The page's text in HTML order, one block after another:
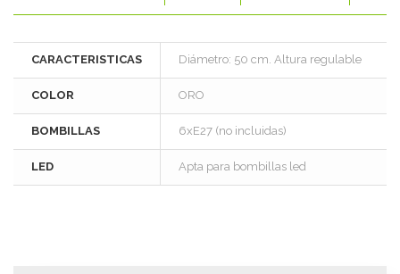
CARACTERISTICAS Diámetro: 50 cm. Altura regulable
COLOR ORO
BOMBILLAS 6xE27 (no incluidas)
LED Apta para bombillas led